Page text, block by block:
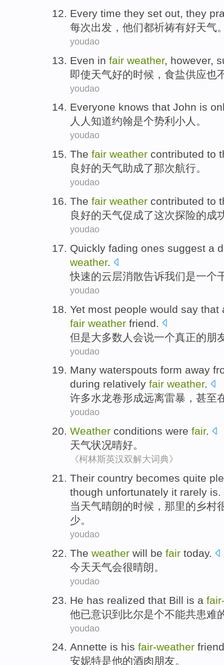
Every time they set out, they
每次出发 ， 他们都祈祷有好天气
youdao
Even in fair weather, however,
即使天气好的时候， 食盐供应也
youdao
Everyone knows that John is
人人 知道约翰是个势利 小人。
youdao
The fair weather contributed to
良好的天气助成了那次航行。
youdao
The fair weather contributed to
良好的天气促成了这次探险的成
youdao
Quickly fading ones suggest a
weather.
快速的云层消散告诉我们是一个
youdao
Yet most people would say that
fair weather friend
但是大多数 人 会说一个真正的朋
youdao
Many waterspouts form away
during relatively fair weather.
许多水龙卷形成远离雷暴 ， 甚至
youdao
Weather conditions were fair.
天气状况晴好。
《柯林斯英汉双解大词典》
Their country becomes quite
though unfortunately it rarely is.
当天气晴朗的时候，那里的乡村
少。
youdao
The weather will be fair today.
今天天气会很晴朗。
youdao
He has realized that Bill is a
他已意识到比尔是个不能共患难
youdao
Annette is his fair-weather friend
安妮特是他的酒肉朋友。